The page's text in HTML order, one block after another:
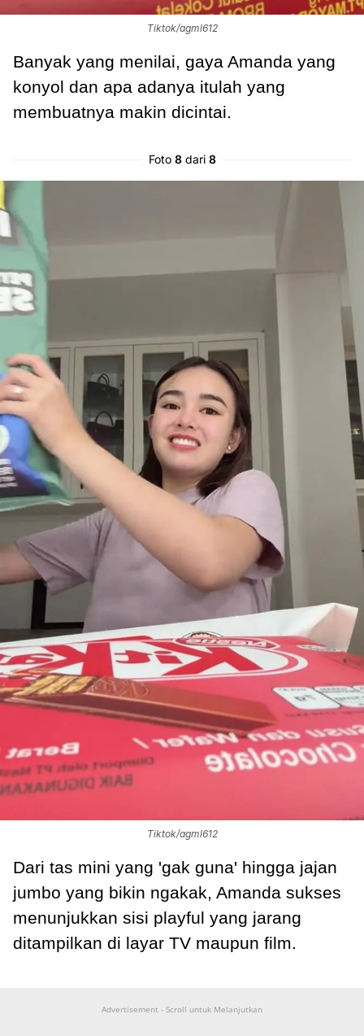
Tiktok/agml612
Banyak yang menilai, gaya Amanda yang
konyol dan apa adanya itulah yang
membuatnya makin dicintai.
Foto 8dari 8
Tiktok/agml612
Dari tas mini yang 'gak guna' hingga jajan
jumbo yang bikin ngakak, Amanda sukses
menunjukkan sisi playful yang jarang
ditampilkan di layar TV maupun film.
Advertisement - Scroll untuk Melanjutkan